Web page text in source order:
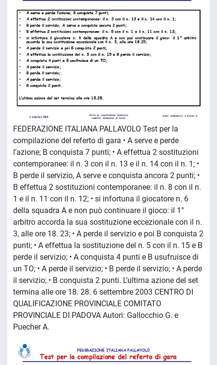
FEDERAZIONE ITALIANA PALLAVOLO Test per la
compilazione del referto di gara • A serve e perde
l’azione; B conquista 7 punti; • A effettua 2 sostituzioni
contemporanee: il n. 3 con il n. 13 e il n. 14 con il n. 1; •
B perde il servizio, A serve e conquista ancora 2 punti; •
B effettua 2 sostituzioni contemporanee: il n. 8 con il n.
1 e il n. 11 con il n. 12; • si infortuna il giocatore n. 6
della squadra A e non può continuare il gioco: il 1°
arbitro accorda la sua sostituzione eccezionale con il n.
3, alle ore 18. 23; • A perde il servizio e poi B conquista 2
punti; • A effettua la sostituzione del n. 5 con il n. 15 e B
perde il servizio; • A conquista 4 punti e B usufruisce di
un TO; • A perde il servizio; • B perde il servizio; • A perde
il servizio; • B conquista 2 punti. L’ultima azione del set
termina alle ore 18. 28. 6 settembre 2003 CENTRO DI
QUALIFICAZIONE PROVINCIALE COMITATO
PROVINCIALE DI PADOVA Autori: Gallocchio G. e
Puecher A.